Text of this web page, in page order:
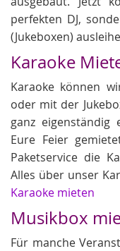
perfekten DJ,
(Jukeboxen)
Karaoke
Karaoke können
oder mit der
ganz eigenständig
Eure Feier
Paketservice die
Alles über unser
Karaoke mieten
Musikbox
Für manche